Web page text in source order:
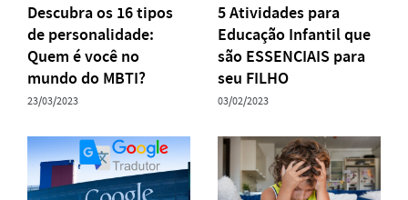
Descubra os 16 tipos
de personalidade:
Quem é você no
mundo do MBTI?
23/03/2023
5 Atividades para
Educação Infantil que
são ESSENCIAIS para
seu FILHO
03/02/2023